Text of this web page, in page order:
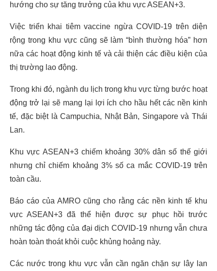
hướng cho sự tăng trưởng của khu vực ASEAN+3.
Việc triển khai tiêm vaccine ngừa COVID-19 trên diện
rộng trong khu vực cũng sẽ làm “bình thường hóa” hơn
nữa các hoạt động kinh tế và cải thiện các điều kiện của
thị trường lao động.
Trong khi đó, ngành du lịch trong khu vực từng bước hoạt
động trở lại sẽ mang lại lợi ích cho hầu hết các nền kinh
tế, đặc biệt là Campuchia, Nhật Bản, Singapore và Thái
Lan.
Khu vực ASEAN+3 chiếm khoảng 30% dân số thế giới
nhưng chỉ chiếm khoảng 3% số ca mắc COVID-19 trên
toàn cầu.
Báo cáo của AMRO cũng cho rằng các nền kinh tế khu
vực ASEAN+3 đã thể hiện được sự phục hồi trước
những tác động của đại dịch COVID-19 nhưng vẫn chưa
hoàn toàn thoát khỏi cuộc khủng hoảng này.
Các nước trong khu vực vẫn cần ngăn chặn sự lây lan